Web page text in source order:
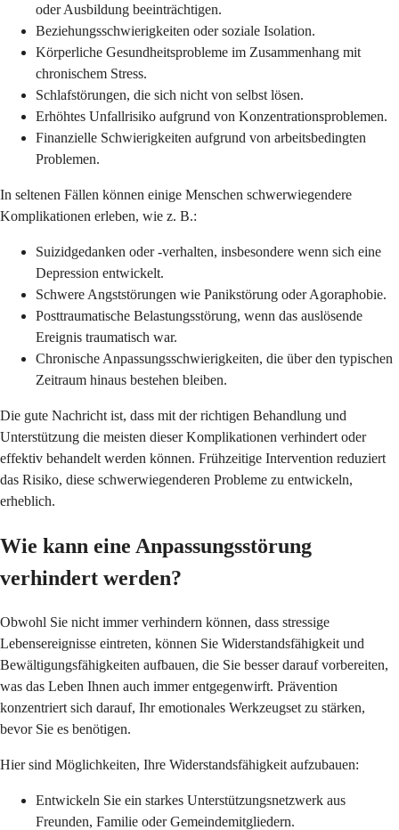
oder Ausbildung beeinträchtigen.
Beziehungsschwierigkeiten oder soziale Isolation.
Körperliche Gesundheitsprobleme im Zusammenhang mit
chronischem Stress.
Schlafstörungen, die sich nicht von selbst lösen.
Erhöhtes Unfallrisiko aufgrund von Konzentrationsproblemen.
Finanzielle Schwierigkeiten aufgrund von arbeitsbedingten
Problemen.
In seltenen Fällen können einige Menschen schwerwiegendere
Komplikationen erleben, wie z. B.:
Suizidgedanken oder -verhalten, insbesondere wenn sich eine
Depression entwickelt.
Schwere Angststörungen wie Panikstörung oder Agoraphobie.
Posttraumatische Belastungsstörung, wenn das auslösende
Ereignis traumatisch war.
Chronische Anpassungsschwierigkeiten, die über den typischen
Zeitraum hinaus bestehen bleiben.
Die gute Nachricht ist, dass mit der richtigen Behandlung und
Unterstützung die meisten dieser Komplikationen verhindert oder
effektiv behandelt werden können. Frühzeitige Intervention reduziert
das Risiko, diese schwerwiegenderen Probleme zu entwickeln,
erheblich.
Wie kann eine Anpassungsstörung
verhindert werden?
Obwohl Sie nicht immer verhindern können, dass stressige
Lebensereignisse eintreten, können Sie Widerstandsfähigkeit und
Bewältigungsfähigkeiten aufbauen, die Sie besser darauf vorbereiten,
was das Leben Ihnen auch immer entgegenwirft. Prävention
konzentriert sich darauf, Ihr emotionales Werkzeugset zu stärken,
bevor Sie es benötigen.
Hier sind Möglichkeiten, Ihre Widerstandsfähigkeit aufzubauen:
Entwickeln Sie ein starkes Unterstützungsnetzwerk aus
Freunden, Familie oder Gemeindemitgliedern.